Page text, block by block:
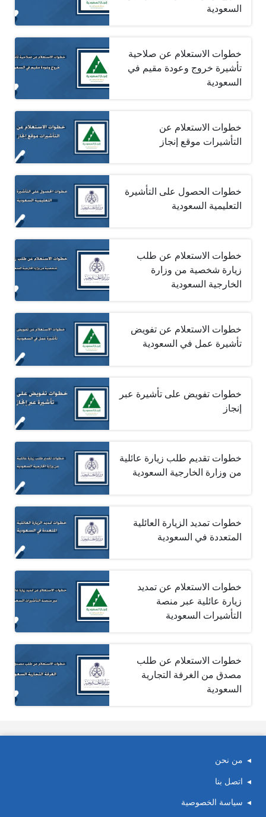
السعودية
خطوات الاستعلام عن صلاحية
تأشيرة خروج وعودة مقيم في
السعودية
خطوات الاستعلام عن
التأشيرات موقع إنجاز
خطوات الحصول على التأشيرة
التعليمية السعودية
خطوات الاستعلام عن طلب
زيارة شخصية من وزارة
الخارجية السعودية
خطوات الاستعلام عن تفويض
تأشيرة عمل في السعودية
خطوات تفويض على تأشيرة عبر
إنجاز
خطوات تقديم طلب زيارة عائلية
من وزارة الخارجية السعودية
خطوات تمديد الزيارة العائلية
المتعددة في السعودية
خطوات الاستعلام عن تمديد
زيارة عائلية عبر منصة
التأشيرات السعودية
خطوات الاستعلام عن طلب
مصدق من الغرفة التجارية
السعودية
من نحن
اتصل بنا
سياسة الخصوصية